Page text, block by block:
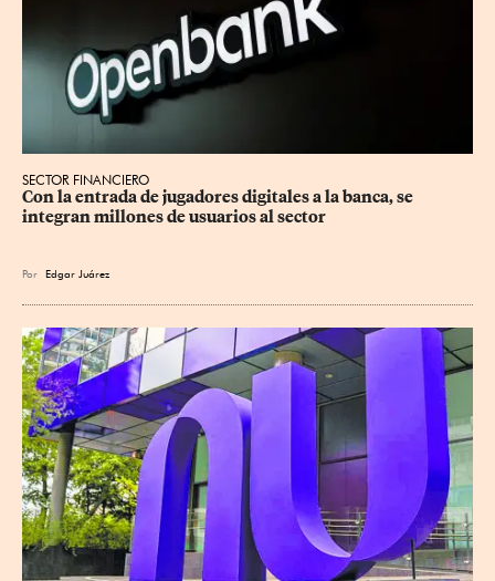
SECTOR FINANCIERO
Con la entrada de jugadores digitales a la banca, se
integran millones de usuarios al sector
Por Edgar Juárez